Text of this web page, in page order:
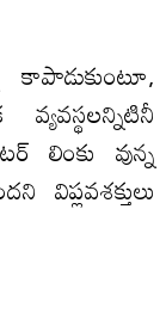
లింకు వున్న